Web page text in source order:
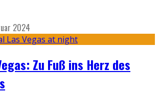
2024
Zu Fuß ins Herz des